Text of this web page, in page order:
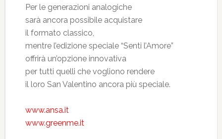
Per le generazioni analogiche
sarà ancora possibile acquistare
il formato classico,
mentre l’edizione speciale “Senti l’Amore”
offrirà un’opzione innovativa
per tutti quelli che vogliono rendere
il loro San Valentino ancora più speciale.
www.ansa.it
www.greenme.it